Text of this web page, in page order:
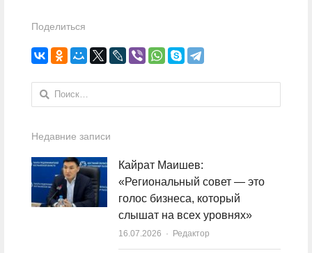
Поделиться
Найти:
Недавние записи
Кайрат Маишев:
«Региональный совет — это
голос бизнеса, который
слышат на всех уровнях»
16.07.2026 Author
Редактор